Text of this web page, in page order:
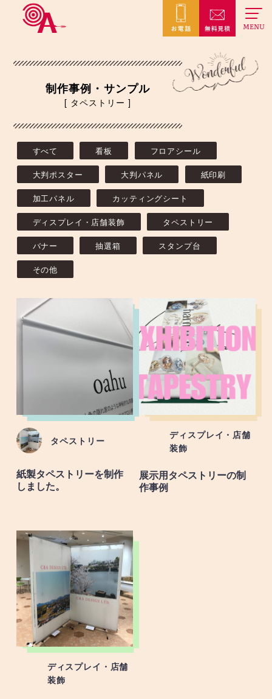
MENU
制作事例・サンプル
[ タペストリー ]
すべて 看板 フロアシール
大判ポスター 大判パネル 紙印刷
加工パネル カッティングシート
ディスプレイ・店舗装飾 タペストリー
バナー 抽選箱 スタンプ台
その他
タペストリー
紙製タペストリーを制作
しました。
ディスプレイ・店舗
装飾
展示用タペストリーの制
作事例
ディスプレイ・店舗
装飾